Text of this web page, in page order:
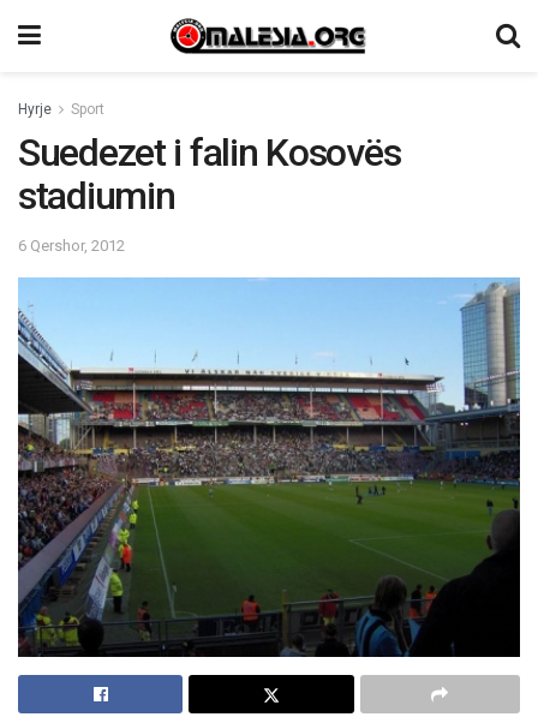
Hyrje Sport
Suedezet i falin Kosovës
stadiumin
6 Qershor, 2012